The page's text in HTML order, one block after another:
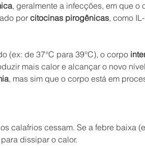
, geralmente a infecções, em que o
por citocinas pirogênicas, como
(ex: de 37°C para 39°C), o corpo
mais calor e alcançar o novo
, mas sim que o corpo está em
calafrios cessam. Se a febre baixa
para dissipar o calor.